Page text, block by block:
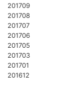
201709
201708
201707
201706
201705
201703
201701
201612